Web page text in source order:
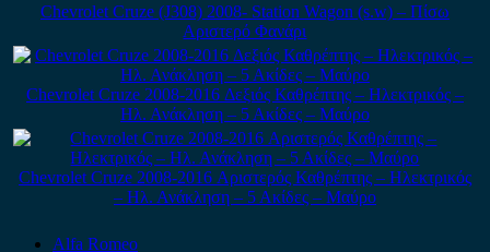
Chevrolet Cruze (J308) 2008- Station Wagon (s.w) – Πίσω
Αριστερό Φανάρι
Chevrolet Cruze 2008-2016 Δεξιός Καθρέπτης – Ηλεκτρικός –
Ηλ. Ανάκληση – 5 Ακίδες – Μαύρο
Chevrolet Cruze 2008-2016 Αριστερός Καθρέπτης – Ηλεκτρικός
– Ηλ. Ανάκληση – 5 Ακίδες – Μαύρο
Alfa Romeo